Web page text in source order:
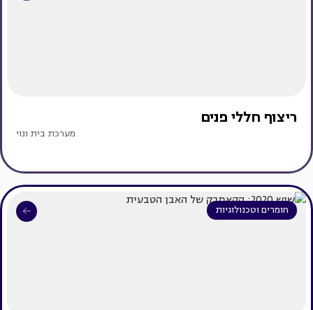
ריצוף חללי פנים
מערכת בית ונוי
חומרים וטכנולוגיות